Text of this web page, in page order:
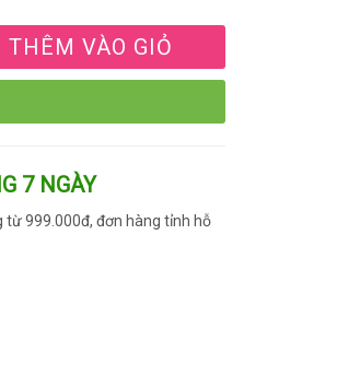
THÊM VÀO GIỎ
7 NGÀY
từ 999.000đ, đơn hàng tỉnh hỗ